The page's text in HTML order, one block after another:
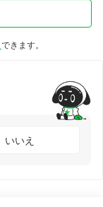
できます。
いいえ